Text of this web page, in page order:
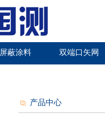
屏蔽涂料 双端口矢网
产品中心